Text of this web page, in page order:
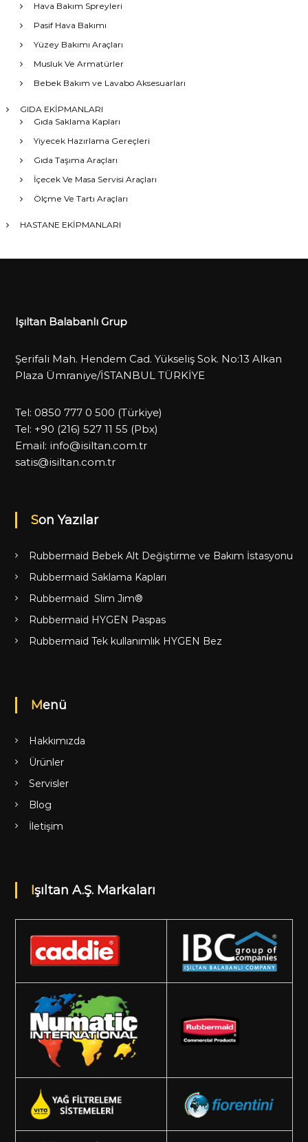
Hava Bakım Spreyleri
Pasif Hava Bakımı
Yüzey Bakımı Araçları
Musluk Ve Armatürler
Bebek Bakım ve Lavabo Aksesuarları
GIDA EKİPMANLARI
Gıda Saklama Kapları
Yiyecek Hazırlama Gereçleri
Gıda Taşıma Araçları
İçecek Ve Masa Servisi Araçları
Ölçme Ve Tartı Araçları
HASTANE EKİPMANLARI
Işıltan Balabanlı Grup
Şerifali Mah. Hendem Cad. Yükseliş Sok. No:13 Alkan
Plaza Ümraniye/İSTANBUL TÜRKİYE
Tel: 0850 777 0 500 (Türkiye)
Tel: +90 (216) 527 11 55 (Pbx)
Email: info@isiltan.com.tr
satis@isiltan.com.tr
Son Yazılar
Rubbermaid Bebek Alt Değiştirme ve Bakım İstasyonu
Rubbermaid Saklama Kapları
Rubbermaid Slim Jim®
Rubbermaid HYGEN Paspas
Rubbermaid Tek kullanımlık HYGEN Bez
Menü
Hakkımızda
Ürünler
Servisler
Blog
İletişim
Işıltan A.Ş. Markaları